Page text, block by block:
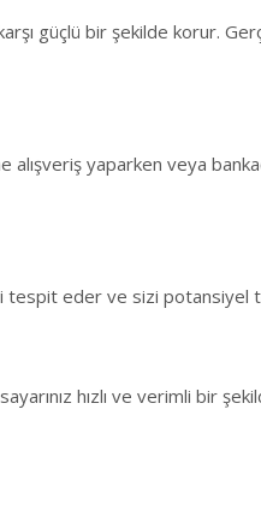
güçlü bir şekilde korur.
alışveriş yaparken veya
tespit eder ve sizi potansiyel
hızlı ve verimli bir